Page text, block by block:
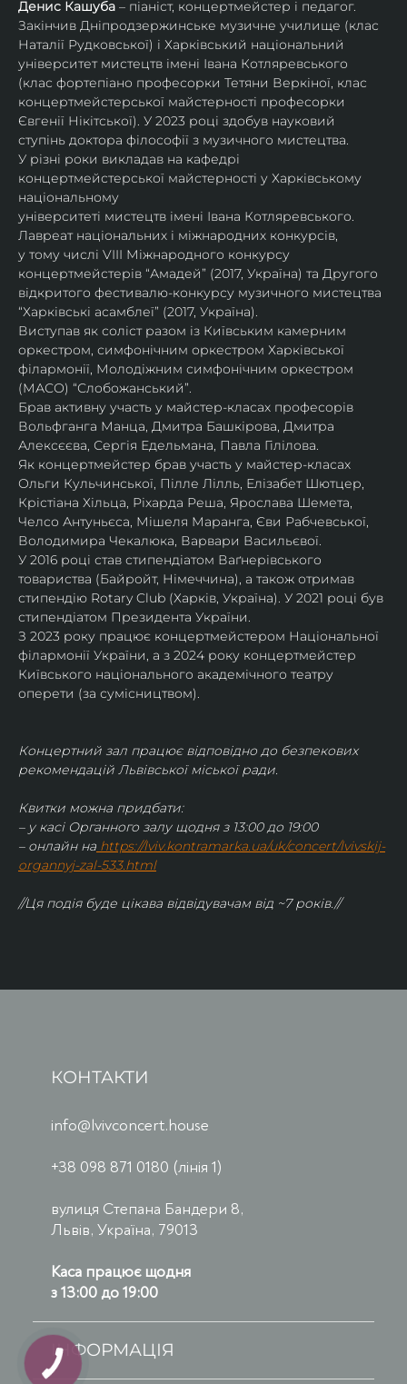
Денис Кашуба – піаніст, концертмейстер і педагог.
Закінчив Дніпродзержинське музичне училище (клас
Наталії Рудковської) і Харківський національний
університет мистецтв імені Івана Котляревського
(клас фортепіано професорки Тетяни Веркіної, клас
концертмейстерської майстерності професорки
Євгенії Нікітської). У 2023 році здобув науковий
ступінь доктора філософії з музичного мистецтва.
У різні роки викладав на кафедрі
концертмейстерської майстерності у Харківському
національному
університеті мистецтв імені Івана Котляревського.
Лавреат національних і міжнародних конкурсів,
у тому числі VIII Міжнародного конкурсу
концертмейстерів “Амадей” (2017, Україна) та Другого
відкритого фестивалю-конкурсу музичного мистецтва
“Харківські асамблеї” (2017, Україна).
Виступав як соліст разом із Київським камерним
оркестром, симфонічним оркестром Харківської
філармонії, Молодіжним симфонічним оркестром
(МАСО) “Слобожанський”.
Брав активну участь у майстер-класах професорів
Вольфганга Манца, Дмитра Башкірова, Дмитра
Алексєєва, Сергія Едельмана, Павла Гілілова.
Як концертмейстер брав участь у майстер-класах
Ольги Кульчинської, Пілле Лілль, Елізабет Шютцер,
Крістіана Хільца, Ріхарда Реша, Ярослава Шемета,
Челсо Антуньєса, Мішеля Маранга, Єви Рабчевської,
Володимира Чекалюка, Варвари Васильєвої.
У 2016 році став стипендіатом Ваґнерівського
товариства (Байройт, Німеччина), а також отримав
стипендію Rotary Club (Харків, Україна). У 2021 році був
стипендіатом Президента України.
З 2023 року працює концертмейстером Національної
філармонії України, а з 2024 року концертмейстер
Київського національного академічного театру
оперети (за сумісництвом).
Концертний зал працює відповідно до безпекових
рекомендацій Львівської міської ради.
Квитки можна придбати:
– у касі Органного залу щодня з 13:00 до 19:00
– онлайн на https://lviv.kontramarka.ua/uk/concert/lvivskij-
organnyj-zal-533.html
//Ця подія буде цікава відвідувачам від ~7 років.//
КОНТАКТИ
info@lvivconcert.house
+38 098 871 0180 (лінія 1)
вулиця Степана Бандери 8,
Львів, Україна, 79013
Каса працює щодня
з 13:00 до 19:00
ІНФОРМАЦІЯ